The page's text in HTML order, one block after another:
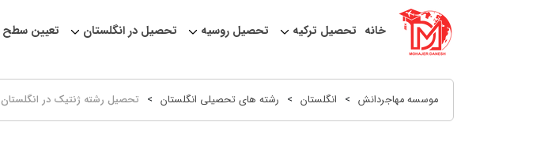
خانه تحصیل ترکیه تحصیل روسیه تحصیل در انگلستان تعیین سطح
موسسه مهاجردانش > انگلستان > رشته های تحصیلی انگلستان > تحصیل رشته ژنتیک در انگلستان